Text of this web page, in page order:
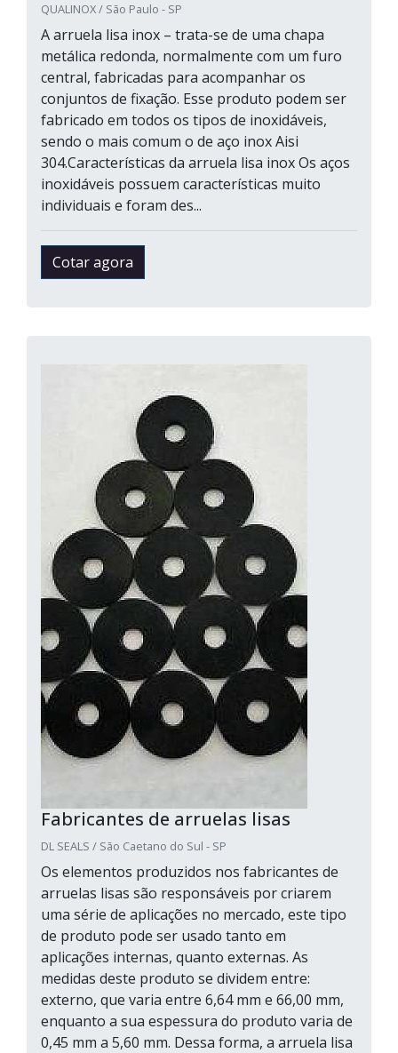
QUALINOX / São Paulo - SP
A arruela lisa inox – trata-se de uma chapa
metálica redonda, normalmente com um furo
central, fabricadas para acompanhar os
conjuntos de fixação. Esse produto podem ser
fabricado em todos os tipos de inoxidáveis,
sendo o mais comum o de aço inox Aisi
304.Características da arruela lisa inox Os aços
inoxidáveis possuem características muito
individuais e foram des...
Cotar agora
Fabricantes de arruelas lisas
DL SEALS / São Caetano do Sul - SP
Os elementos produzidos nos fabricantes de
arruelas lisas são responsáveis por criarem
uma série de aplicações no mercado, este tipo
de produto pode ser usado tanto em
aplicações internas, quanto externas. As
medidas deste produto se dividem entre:
externo, que varia entre 6,64 mm e 66,00 mm,
enquanto a sua espessura do produto varia de
0,45 mm a 5,60 mm. Dessa forma, a arruela lisa